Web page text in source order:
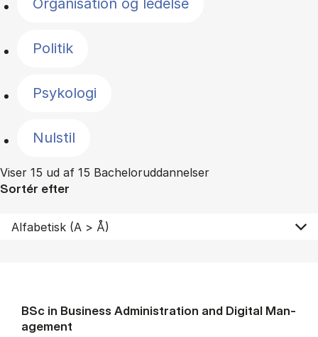
Organisation og ledelse
Politik
Psykologi
Nulstil
Viser 15 ud af 15 Bacheloruddannelser
Sortér efter
BSc in Busi­ness Ad­min­is­tra­tion and Di­git­al Man­
age­ment